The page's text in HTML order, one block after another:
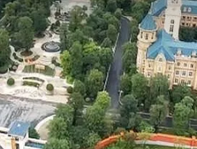
için İnternet
verileriniz işlenmekte olup
Diğer çerezler, sitemizin daha
yapılması, amaçlarıyla
aşağıda yer alan panel
Bilgilendirme Metnimiziziyaret